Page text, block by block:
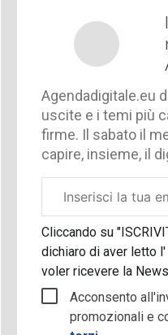
Agendadigitale.eu
uscite e i temi più
firme. Il sabato il
capire, insieme, il
aziendale
Cliccando su
dichiaro di aver letto l'
voler ricevere la
Acconsento
promozionali e